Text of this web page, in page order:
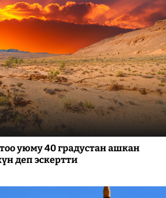
уюму 40 градустан ашкан
деп эскертти